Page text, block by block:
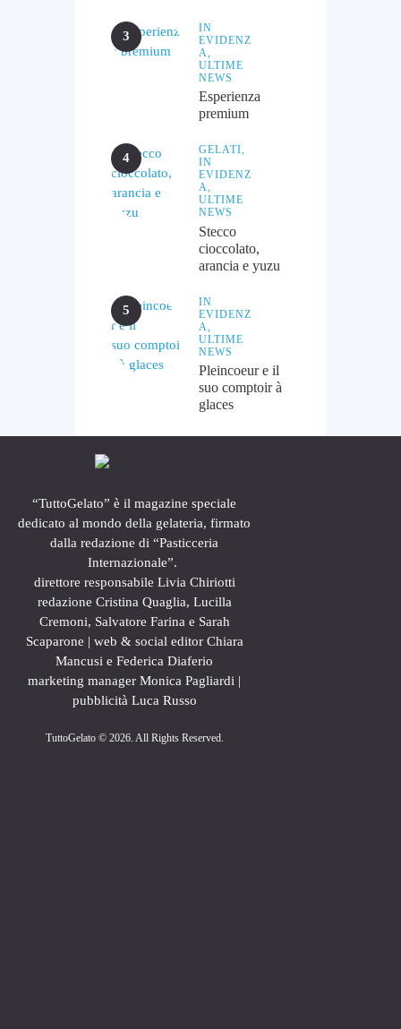
IN
EVIDENZ
A,
ULTIME
NEWS
Esperienza
premium
GELATI,
IN
EVIDENZ
A,
ULTIME
NEWS
Stecco
cioccolato,
arancia e yuzu
IN
EVIDENZ
A,
ULTIME
NEWS
Pleincoeur e il
suo comptoir à
glaces
“TuttoGelato” è il magazine speciale
dedicato al mondo della gelateria, firmato
dalla redazione di “Pasticceria
Internazionale”.
direttore responsabile Livia Chiriotti
redazione Cristina Quaglia, Lucilla
Cremoni, Salvatore Farina e Sarah
Scaparone | web & social editor Chiara
Mancusi e Federica Diaferio
marketing manager Monica Pagliardi |
pubblicità Luca Russo
TuttoGelato© 2026. All Rights Reserved.